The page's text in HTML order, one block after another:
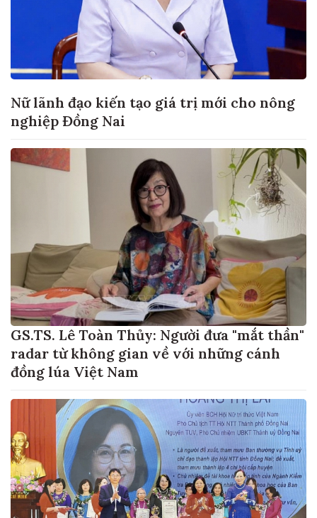
Nữ lãnh đạo kiến tạo giá trị mới cho nông
nghiệp Đồng Nai
GS.TS. Lê Toàn Thủy: Người đưa "mắt thần"
radar từ không gian về với những cánh
đồng lúa Việt Nam